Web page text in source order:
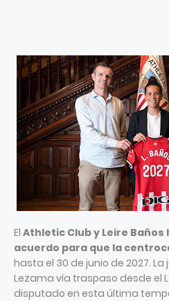
El Athletic Club y Leire
acuerdo para que la
hasta el 30 de junio de 2027.
Lezama vía traspaso desde el
disputado en esta última